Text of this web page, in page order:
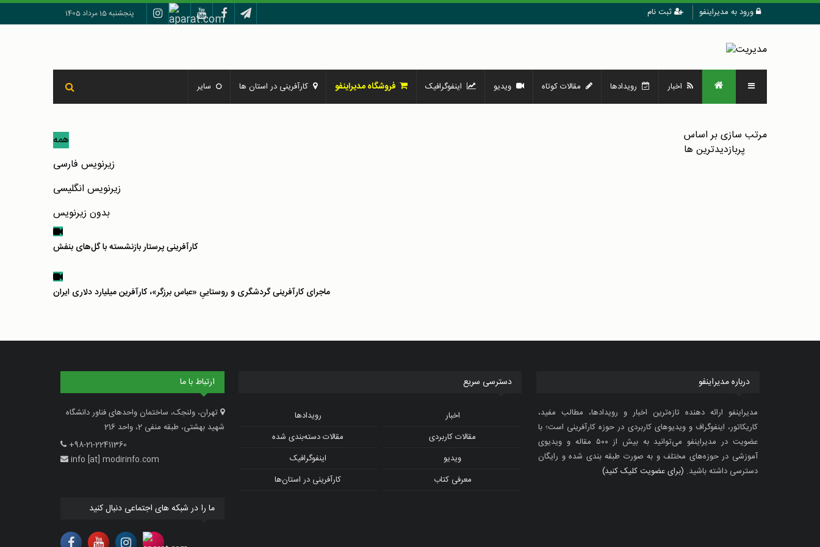
ورود به مدیراینفو ثبت نام پنجشنبه 15 مرداد 1405
اخبار رویدادها مقالات کوتاه ویدیو اینفوگرافیک فروشگاه مدیراینفو کارآفرینی در استان ها سایر
مرتب سازی بر اساس
پربازدیدترین ها
همه
زیرنویس فارسی
زیرنویس انگلیسی
بدون زیرنویس
کارآفرینی پرستار بازنشسته با گل‌های بنفش
ماجرای کارآفرینی گردشگری و روستاییِ «عباس برزگر»، کارآفرین میلیارد دلاری ایران
درباره مدیراینفو
مدیراینفو ارائه دهنده تازه‌ترین اخبار و رویدادها، مطالب مفید،
کاریکاتور، اینفوگراف و ویدیوهای کاربردی در حوزه کارآفرینی است؛ با
عضویت در مدیراینفو می‌توانید به بیش از ۵۰۰ مقاله و ویدیوی
آموزشی در حوزه‌های مختلف و به صورت طبقه بندی شده و رایگان
دسترسی داشته باشید. (برای عضویت کلیک کنید)
دسترسی سریع
اخبار
رویدادها
مقالات کاربردی
مقالات دسته‌بندی شده
ویدیو
اینفوگرافیک
معرفی کتاب
کارآفرینی در استان‌ها
ارتباط با ما
تهران، ولنجک، ساختمان واحدهای فناور دانشگاه
شهید بهشتی، طبقه منفی 2، واحد 216
+98-21-22411360
info [at] modirinfo.com
ما را در شبکه های اجتماعی دنبال کنید